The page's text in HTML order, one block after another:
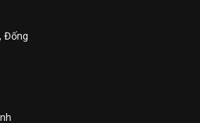
Đống